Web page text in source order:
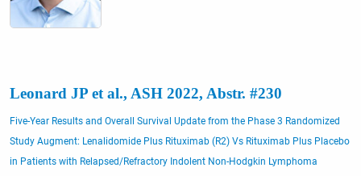
Leonard JP et al., ASH 2022, Abstr. #230
Five-Year Results and Overall Survival Update from the Phase 3 Randomized
Study Augment: Lenalidomide Plus Rituximab (R2) Vs Rituximab Plus Placebo
in Patients with Relapsed/Refractory Indolent Non-Hodgkin Lymphoma